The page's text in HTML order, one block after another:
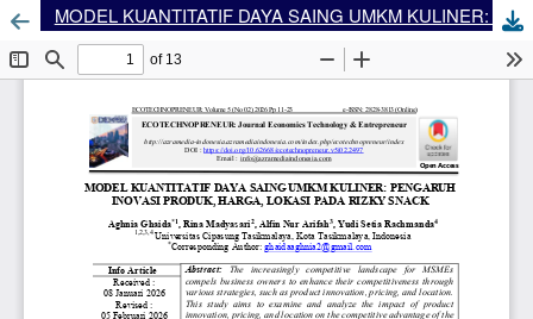
MODEL KUANTITATIF DAYA SAING UMKM KULINER: PENGARUH INOVASI PRODUK, HARGA, LOKASI PADA RIZKY SNACK